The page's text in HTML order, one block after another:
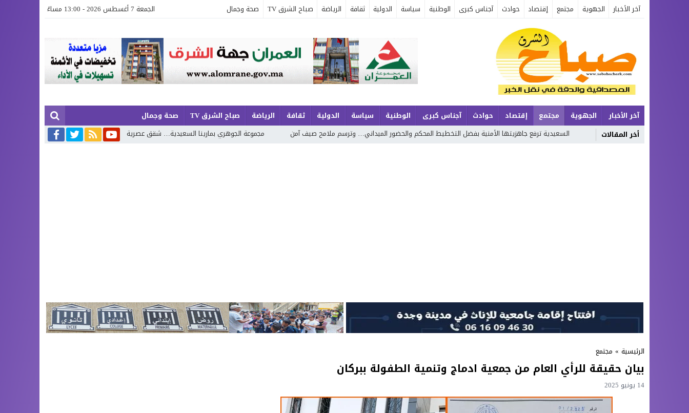
آخر الأخبار الجهوية مجتمع إقتصاد حوادث آجناس كبرى الوطنية سياسة الدولية ثقافة الرياضة صباح الشرق TV صحة وجمال الجمعة 7 أغسطس 2026 - 13:00 مساءً
آخر الأخبار الجهوية مجتمع إقتصاد حوادث آجناس كبرى الوطنية سياسة الدولية ثقافة الرياضة صباح الشرق TV
صحة وجمال
أخر المقالات
السعيدية ترفع جاهزيتها الأمنية بفضل التخطيط المحكم والحضور الميداني… وترسم ملامح صيف آمن مجموعة الجوهري بمارينا السعيدية… شقق عصرية وفيلات فاخرة بإطلالة تجمع البحر وروعة الطبيعة
الرئيسية » مجتمع
بيان حقيقة للرأي العام من جمعية ادماج وتنمية الطفولة ببركان
14 يونيو 2025